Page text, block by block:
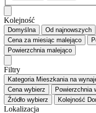
Kolejność
Domyślna Od najnowszych
Cena za miesiąc malejąco
Powierzchnia malejąco
Filtry
Kategoria Mieszkania na
Cena wybierz Powierzchnia
Źródło wybierz Kolejność
Lokalizacja